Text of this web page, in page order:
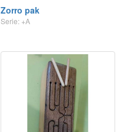
Zorro pak
Serie: +A